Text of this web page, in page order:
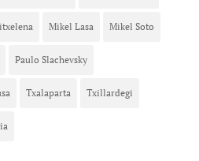
Mikel Lasa Mikel Soto
Paulo Slachevsky
Txalaparta Txillardegi